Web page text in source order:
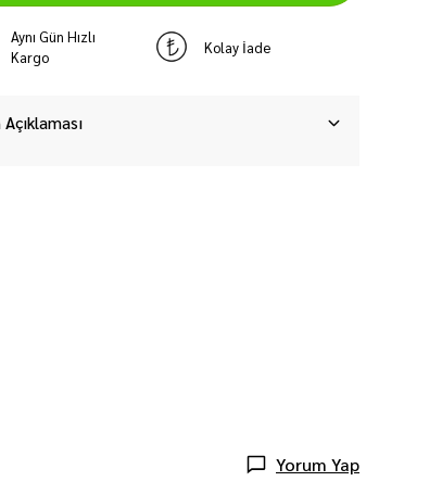
Aynı Gün Hızlı
Kargo
Kolay İade
Yorum Yap